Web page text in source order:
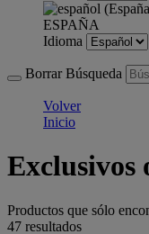
ESPAÑA
Idioma
Borrar Búsqueda
Volver
Inicio
Exclusivos
Productos que sólo
47 resultados